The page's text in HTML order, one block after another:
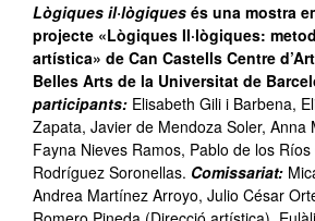
Lògiques il·lògiques és una mostra
projecte «Lògiques Il·lògiques:
artística» de Can Castells Centre
Belles Arts de la Universitat de
participants: Elisabeth Gili i Barbena,
Zapata, Javier de Mendoza Soler, Anna
Fayna Nieves Ramos, Pablo de los
Rodríguez Soronellas. Comissariat:
Andrea Martínez Arroyo, Julio César